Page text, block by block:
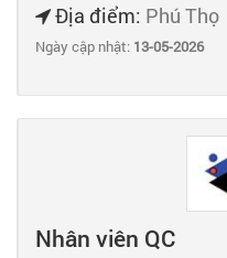
Địa điểm: Phú Thọ
Ngày cập nhật: 13-05-2026
Nhân viên QC